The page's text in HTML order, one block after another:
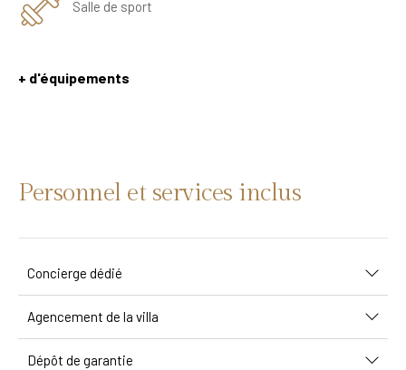
Salle de sport
+ d'équipements
Personnel et services inclus
Concierge dédié
Agencement de la villa
Dépôt de garantie